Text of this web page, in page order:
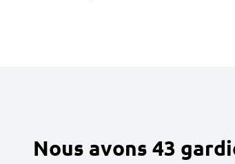
Nous avons 43